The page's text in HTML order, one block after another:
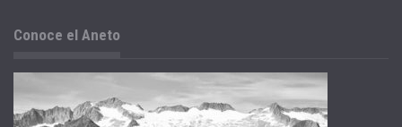
Conoce el Aneto